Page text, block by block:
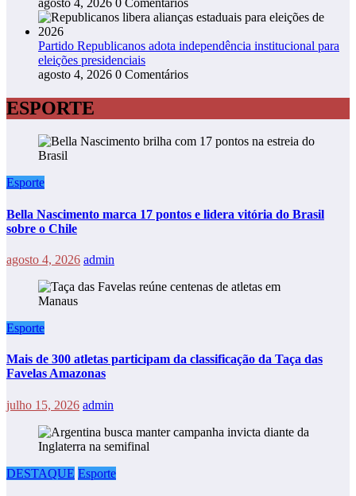
Partido Republicanos adota independência institucional para
eleições presidenciais
agosto 4, 2026 0 Comentários
ESPORTE
Esporte
Bella Nascimento marca 17 pontos e lidera vitória do Brasil
sobre o Chile
agosto 4, 2026 admin
Esporte
Mais de 300 atletas participam da classificação da Taça das
Favelas Amazonas
julho 15, 2026 admin
DESTAQUE Esporte